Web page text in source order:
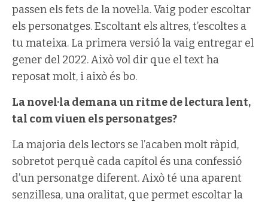
passen els fets de la novel·la. Vaig poder escoltar
els personatges. Escoltant els altres, t’escoltes a
tu mateixa. La primera versió la vaig entregar el
gener del 2022. Això vol dir que el text ha
reposat molt, i això és bo.
La novel·la demana un ritme de lectura lent,
tal com viuen els personatges?
La majoria dels lectors se l’acaben molt ràpid,
sobretot perquè cada capítol és una confessió
d’un personatge diferent. Això té una aparent
senzillesa, una oralitat, que permet escoltar la